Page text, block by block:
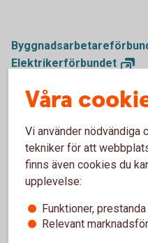
Elektrikerförbundet
GSFacket
Hotell- och
Metall
Musikerförbundet
Målareförbundet
Våra
Vi använder nödvändiga
tekniker för att
finns även cookies du
upplevelse:
Funktioner,
Relevant